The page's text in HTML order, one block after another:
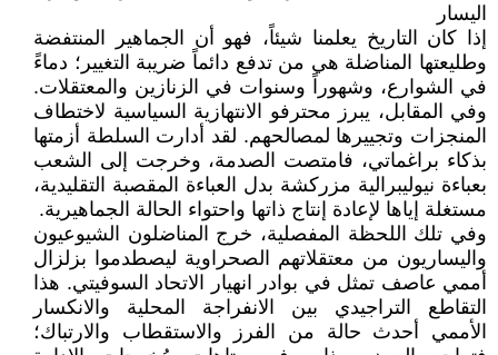
اليسار
إذا كان التاريخ يعلمنا شيئاً، فهو أن الجماهير المنتفضة
وطليعتها المناضلة هي من تدفع دائماً ضريبة التغيير؛ دماءً
في الشوارع، وشهوراً وسنوات في الزنازين والمعتقلات.
وفي المقابل، يبرز محترفو الانتهازية السياسية لاختطاف
المنجزات وتجييرها لمصالحهم. لقد أدارت السلطة أزمتها
بذكاء براغماتي، فامتصت الصدمة، وخرجت إلى الشعب
بعباءة نيوليبرالية مزركشة بدل العباءة المقصبة التقليدية،
مستغلة إياها لإعادة إنتاج ذاتها واحتواء الحالة الجماهيرية.
وفي تلك اللحظة المفصلية، خرج المناضلون الشيوعيون
واليساريون من معتقلاتهم الصحراوية ليصطدموا بزلزال
أممي عاصف تمثل في بوادر انهيار الاتحاد السوفيتي. هذا
التقاطع التراجيدي بين الانفراجة المحلية والانكسار
الأممي أحدث حالة من الفرز والاستقطاب والارتباك؛